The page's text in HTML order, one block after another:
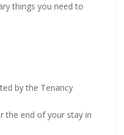
things you need to
by the Tenancy
the end of your stay in